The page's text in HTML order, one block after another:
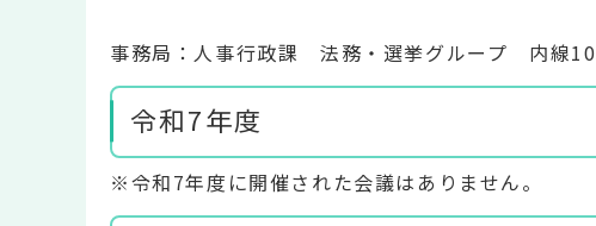
事務局：人事行政課 法務・選挙グループ 内線
令和7年度
※令和7年度に開催された会議はありません。